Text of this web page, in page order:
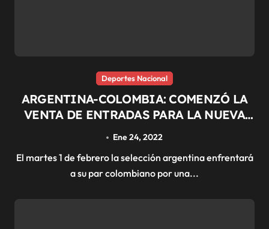
Deportes Nacional
ARGENTINA-COLOMBIA: COMENZÓ LA
VENTA DE ENTRADAS PARA LA NUEVA
FECHA DE LAS ELIMINATORIAS
SUDAMERICANAS
Ene 24, 2022
El martes 1 de febrero la selección argentina enfrentará
a su par colombiano por una...